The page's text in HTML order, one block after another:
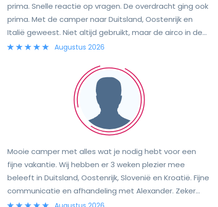
prima. Snelle reactie op vragen. De overdracht ging ook
prima. Met de camper naar Duitsland, Oostenrijk en
Italië geweest. Niet altijd gebruikt, maar de airco in de
camper was een aantal keren toch erg fijn. Het is een
komen. Ook op parkeerplaatsen. Verder is de camper
van alle gemakken voorzien. Motorisch sterk, geen
probleem om in de bergen te rijden.
Augustus 2026
Mooie camper met alles wat je nodig hebt voor een
fijne vakantie. Wij hebben er 3 weken plezier mee
beleeft in Duitsland, Oostenrijk, Slovenië en Kroatië. Fijne
communicatie en afhandeling met Alexander. Zeker
een aanrader.